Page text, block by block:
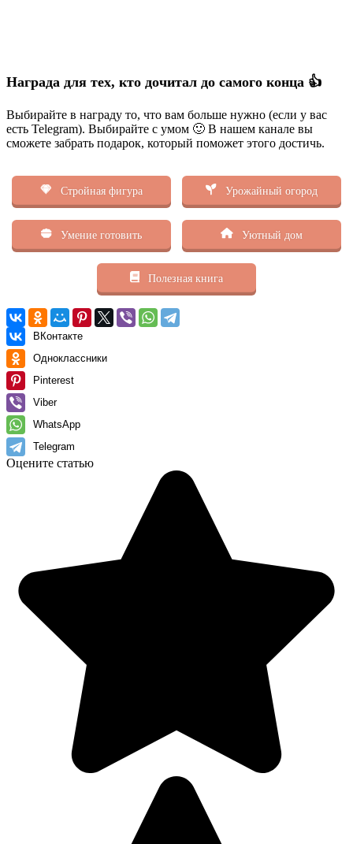
Награда для тех, кто дочитал до самого конца 👍
Выбирайте в награду то, что вам больше нужно (если у вас
есть Telegram). Выбирайте с умом 🙂 В нашем канале вы
сможете забрать подарок, который поможет этого достичь.
Стройная фигура Урожайный огород
Умение готовить Уютный дом
Полезная книга
ВКонтакте
Одноклассники
Pinterest
Viber
WhatsApp
Telegram
Оцените статью